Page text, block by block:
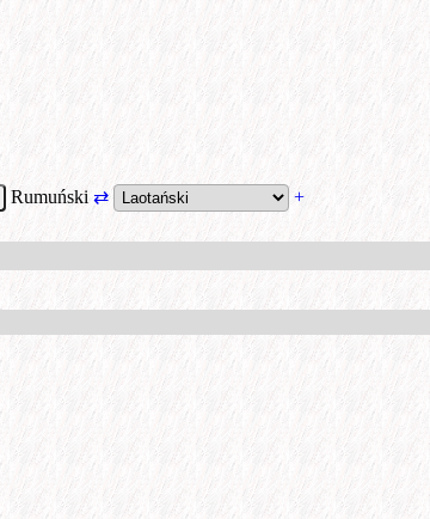
Rumuński ⇄ +